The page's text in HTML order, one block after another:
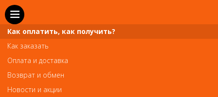
Как оплатить, как получить?
Как заказать
Оплата и доставка
Возврат и обмен
Новости и акции